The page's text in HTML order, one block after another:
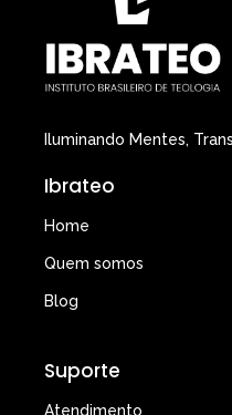
Iluminando Mentes,
Ibrateo
Home
Quem somos
Blog
Suporte
Atendimento